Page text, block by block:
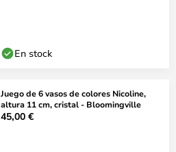
En stock
Juego de 6 vasos de colores Nicoline,
altura 11 cm, cristal - Bloomingville
45,00 €